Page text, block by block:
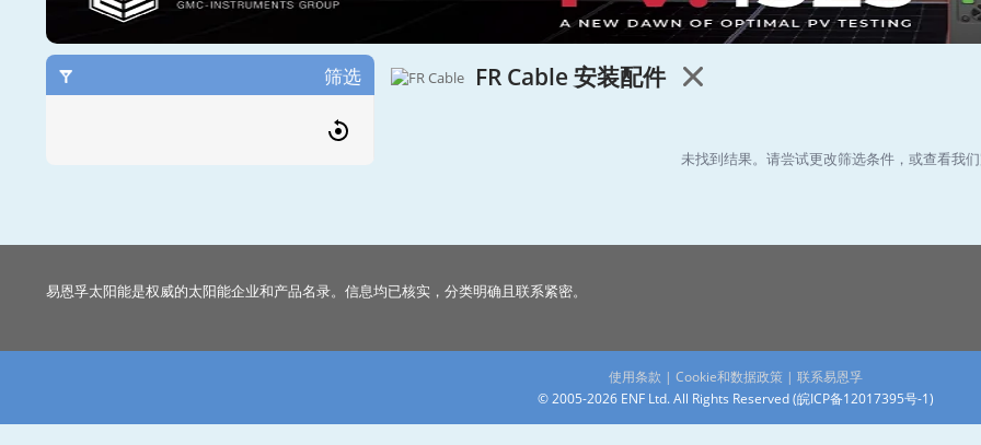
筛选 FR Cable 安装配件
未找到结果。请尝试更改筛选条件，或查看我们
易恩孚太阳能是权威的太阳能企业和产品名录。信息均已核实，分类明确且联系紧密。
使用条款 | Cookie和数据政策 | 联系易恩孚
© 2005-2026 ENF Ltd. All Rights Reserved (皖ICP备12017395号-1)